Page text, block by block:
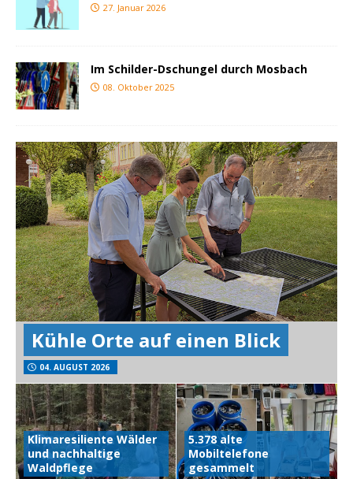
27. Januar 2026
Im Schilder-Dschungel durch Mosbach
08. Oktober 2025
Kühle Orte auf einen Blick
04. AUGUST 2026
Klimaresiliente Wälder
und nachhaltige
Waldpflege
5.378 alte
Mobiltelefone
gesammelt